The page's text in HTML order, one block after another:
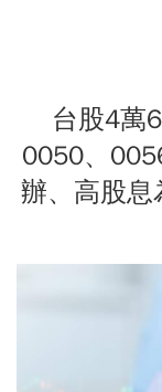
台股4萬
0050、
辦、高股息